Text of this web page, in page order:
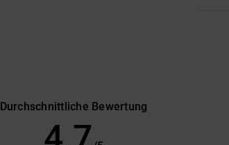
Durchschnittliche Bewertung